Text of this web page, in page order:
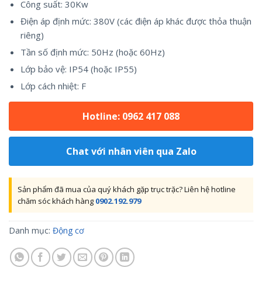
Công suất: 30Kw
Điện áp định mức: 380V (các điện áp khác được thỏa thuận
riêng)
Tần số định mức: 50Hz (hoặc 60Hz)
Lớp bảo vệ: IP54 (hoặc IP55)
Lớp cách nhiệt: F
Hotline: 0962 417 088
Chat với nhân viên qua Zalo
Sản phẩm đã mua của quý khách gặp trục trặc? Liên hệ hotline
chăm sóc khách hàng 0902.192.979
Danh mục: Động cơ